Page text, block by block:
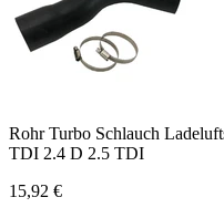
Rohr Turbo Schlauch
TDI 2.4 D 2.5 TDI
15,92 €